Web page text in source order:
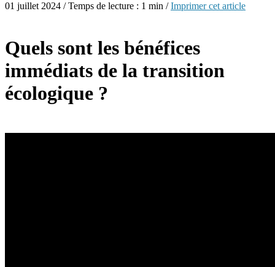
01 juillet 2024 / Temps de lecture : 1 min /Imprimer cet article
Quels sont les bénéfices
immédiats de la transition
écologique ?